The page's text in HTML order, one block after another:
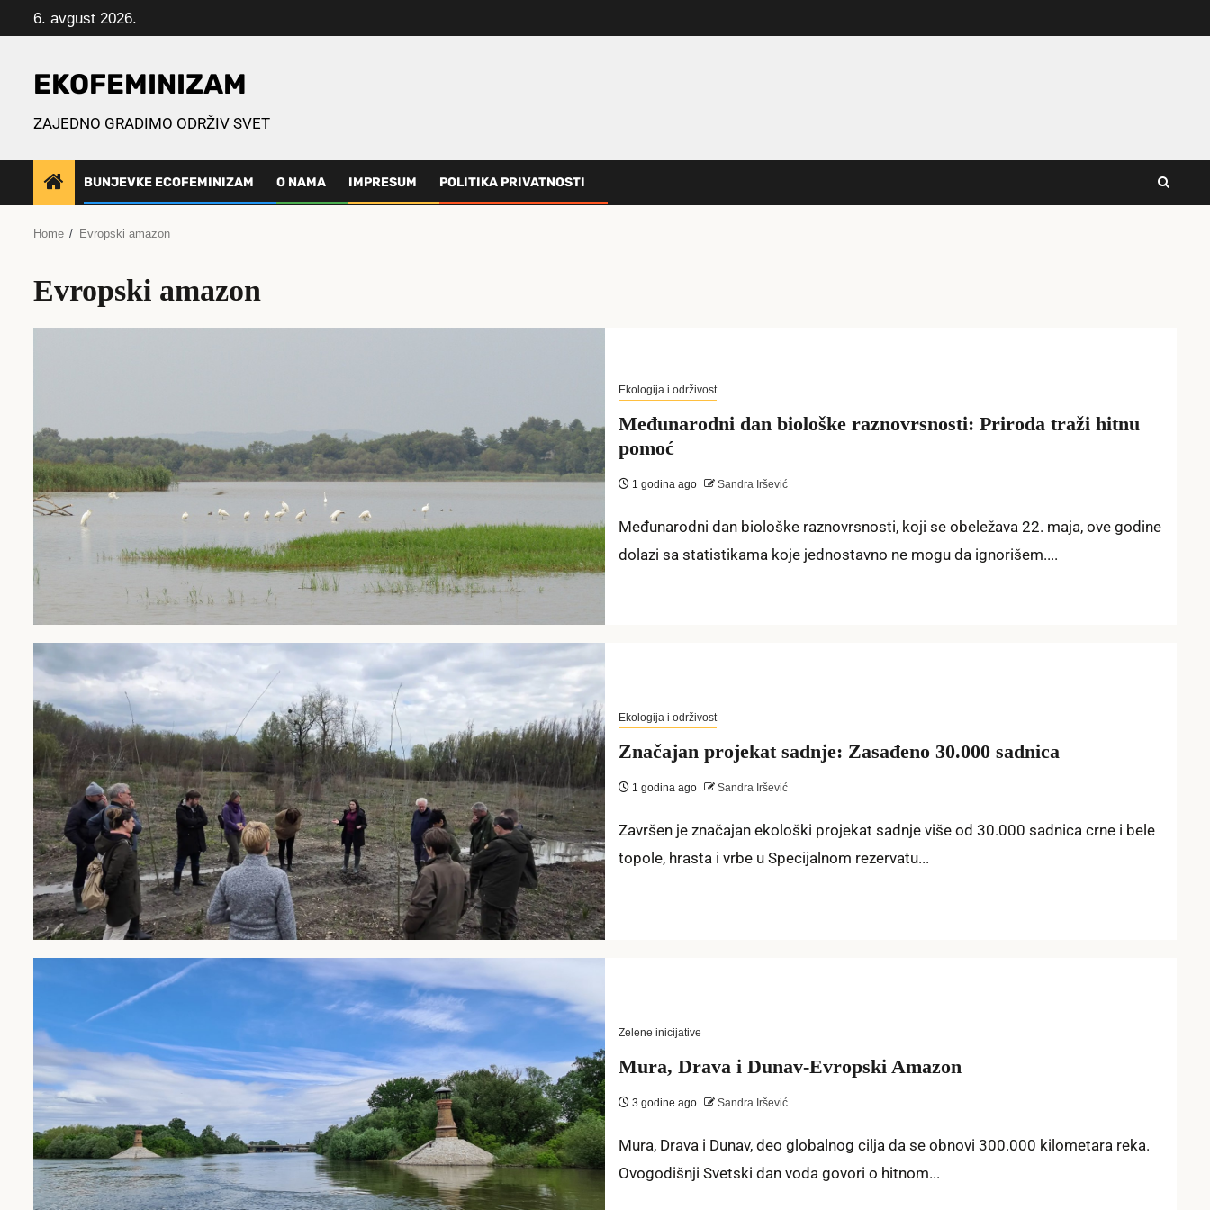
to
6. avgust 2026.
EKOFEMINIZAM
ZAJEDNO GRADIMO ODRŽIV SVET
BUNJEVKE ECOFEMINIZAM O NAMA IMPRESUM POLITIKA PRIVATNOSTI
Home Evropski amazon
Evropski amazon
Ekologija i održivost
Međunarodni dan biološke raznovrsnosti: Priroda traži hitnu
pomoć
1 godina ago Sandra Iršević
Međunarodni dan biološke raznovrsnosti, koji se obeležava 22. maja, ove godine
dolazi sa statistikama koje jednostavno ne mogu da ignorišem....
Ekologija i održivost
Značajan projekat sadnje: Zasađeno 30.000 sadnica
1 godina ago Sandra Iršević
Završen je značajan ekološki projekat sadnje više od 30.000 sadnica crne i bele
topole, hrasta i vrbe u Specijalnom rezervatu...
Zelene inicijative
Mura, Drava i Dunav-Evropski Amazon
3 godine ago Sandra Iršević
Mura, Drava i Dunav, deo globalnog cilja da se obnovi 300.000 kilometara reka.
Ovogodišnji Svetski dan voda govori o hitnom...